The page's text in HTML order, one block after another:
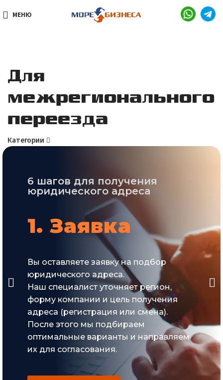
МЕНЮ
Для
межрегионального
переезда
Категории
6 шагов для получения
юридического адреса
1. Заявка
Вы оставляете заявку на подбор
юридического адреса.
Наш специалист уточняет регион,
форму компании и цель получения
адреса (регистрация или смена).
После этого мы подбираем
оптимальные варианты и направляем
их для согласования.